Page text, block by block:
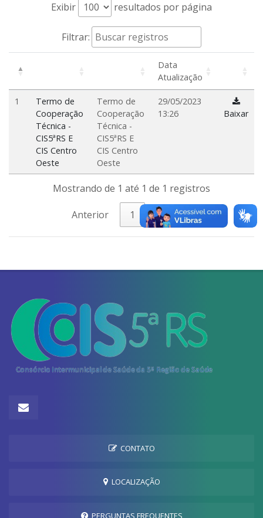
Exibir resultados por página
Filtrar:
Data
Atualização
1
Termo de
Cooperação
Técnica -
CIS5ªRS E
CIS Centro
Oeste
Termo de
Cooperação
Técnica -
CIS5ªRS E
CIS Centro
Oeste
29/05/2023
13:26
Baixar
Mostrando de 1 até 1 de 1 registros
Anterior 1 Próximo
CONTATO
LOCALIZAÇÃO
PERGUNTAS FREQUENTES